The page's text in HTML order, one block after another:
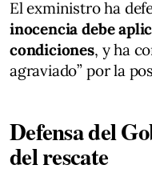
El exministro ha
inocencia debe
condiciones, y ha
agraviado” por la
Defensa del
del rescate